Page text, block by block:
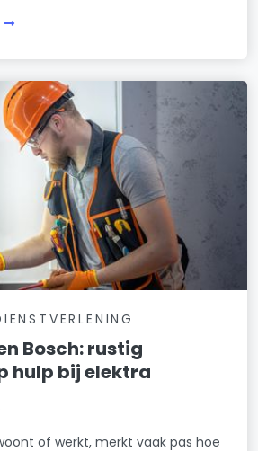
Bosch: rustig
hulp bij elektra
of werkt, merkt vaak pas hoe